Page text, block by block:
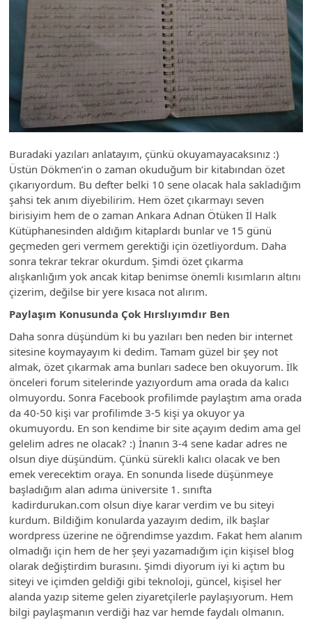
Buradaki yazıları anlatayım, çünkü okuyamayacaksınız :)
Üstün Dökmen’in o zaman okuduğum bir kitabından özet
çıkarıyordum. Bu defter belki 10 sene olacak hala sakladığım
şahsi tek anım diyebilirim. Hem özet çıkarmayı seven
birisiyim hem de o zaman Ankara Adnan Ötüken İl Halk
Kütüphanesinden aldığım kitaplardı bunlar ve 15 günü
geçmeden geri vermem gerektiği için özetliyordum. Daha
sonra tekrar tekrar okurdum. Şimdi özet çıkarma
alışkanlığım yok ancak kitap benimse önemli kısımların altını
çizerim, değilse bir yere kısaca not alırım.
Paylaşım Konusunda Çok Hırslıyımdır Ben
Daha sonra düşündüm ki bu yazıları ben neden bir internet
sitesine koymayayım ki dedim. Tamam güzel bir şey not
almak, özet çıkarmak ama bunları sadece ben okuyorum. İlk
önceleri forum sitelerinde yazıyordum ama orada da kalıcı
olmuyordu. Sonra Facebook profilimde paylaştım ama orada
da 40-50 kişi var profilimde 3-5 kişi ya okuyor ya
okumuyordu. En son kendime bir site açayım dedim ama gel
gelelim adres ne olacak? :) İnanın 3-4 sene kadar adres ne
olsun diye düşündüm. Çünkü sürekli kalıcı olacak ve ben
emek verecektim oraya. En sonunda lisede düşünmeye
başladığım alan adıma üniversite 1. sınıfta
kadirdurukan.com olsun diye karar verdim ve bu siteyi
kurdum. Bildiğim konularda yazayım dedim, ilk başlar
wordpress üzerine ne öğrendimse yazdım. Fakat hem alanım
olmadığı için hem de her şeyi yazamadığım için kişisel blog
olarak değiştirdim burasını. Şimdi diyorum iyi ki açtım bu
siteyi ve içimden geldiği gibi teknoloji, güncel, kişisel her
alanda yazıp siteme gelen ziyaretçilerle paylaşıyorum. Hem
bilgi paylaşmanın verdiği haz var hemde faydalı olmanın.